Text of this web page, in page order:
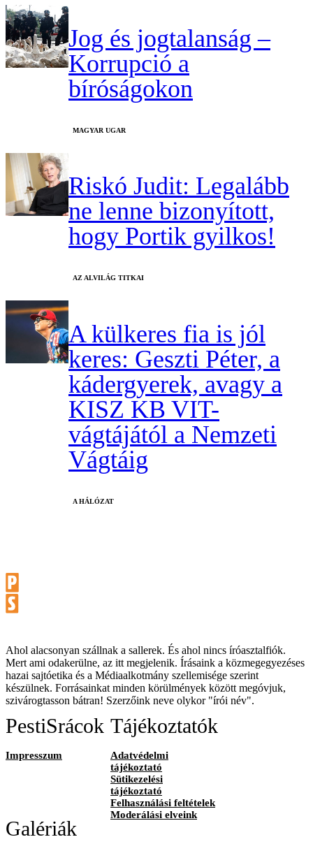
Jog és jogtalanság –
Korrupció a
bíróságokon
MAGYAR UGAR
Riskó Judit: Legalább
ne lenne bizonyított,
hogy Portik gyilkos!
AZ ALVILÁG TITKAI
A külkeres fia is jól
keres: Geszti Péter, a
kádergyerek, avagy a
KISZ KB VIT-
vágtájától a Nemzeti
Vágtáig
A HÁLÓZAT
Ahol alacsonyan szállnak a sallerek. És ahol nincs íróasztalfiók.
Mert ami odakerülne, az itt megjelenik. Írásaink a közmegegyezéses
hazai sajtóetika és a Médiaalkotmány szellemisége szerint
készülnek. Forrásainkat minden körülmények között megóvjuk,
szivárogtasson bátran! Szerzőink neve olykor "írói név".
PestiSrácok
Impresszum
Tájékoztatók
Adatvédelmi
tájékoztató
Sütikezelési
tájékoztató
Felhasználási feltételek
Moderálási elveink
Galériák